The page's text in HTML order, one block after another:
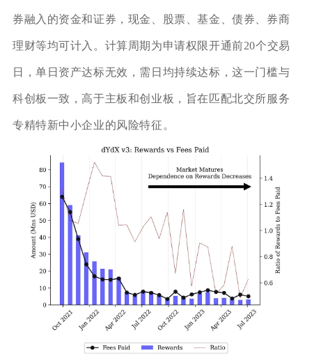
券融入的资金和证券，现金、股票、基金、债券、券商
理财等均可计入。计算周期为申请权限开通前20个交易
日，单日资产达标无效，需日均持续达标，这一门槛与
科创板一致，高于主板和创业板，旨在匹配北交所服务
专精特新中小企业的风险特征。